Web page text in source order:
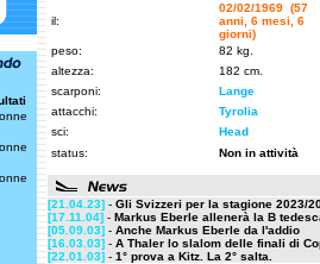
il:
02/02/1969 (57
anni, 6 mesi, 6
giorni)
peso:
82 kg.
altezza:
182 cm.
scarponi:
Lange
attacchi:
Tyrolia
sci:
Head
status:
Non in attività
[21.04.23] - Gli Svizzeri per la stagione 2023/
[17.11.04] - Markus Eberle allenerà la B
[05.09.03] - Anche Markus Eberle da l'addio
[16.03.03] - A Thaler lo slalom delle finali di
[22.01.03] - 1° prova a Kitz. La 2° salta.